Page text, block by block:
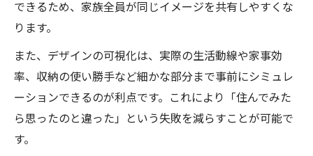
できるため、家族全員が同じイメージを共有しやすくな
ります。
また、デザインの可視化は、実際の生活動線や家事効
率、収納の使い勝手など細かな部分まで事前にシミュレ
ーションできるのが利点です。これにより「住んでみた
ら思ったのと違った」という失敗を減らすことが可能で
す。